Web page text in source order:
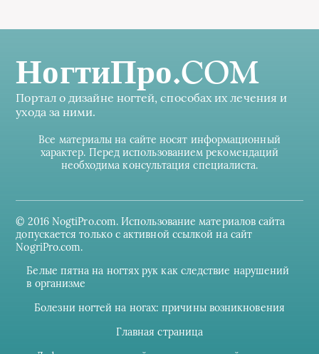
НогтиПро.COM
Портал о дизайне ногтей, способах их лечения и
ухода за ними.
Все материалы на сайте носят информационный
характер. Перед использованием рекомендаций
необходима консультация специалиста.
© 2016 NogtiPro.com. Использование материалов сайта
допускается только с активной ссылкой на сайт
NogriPro.com.
Белые пятна на ногтях рук как следствие нарушений
в организме
Болезни ногтей на ногах: причины возникновения
Главная страница